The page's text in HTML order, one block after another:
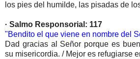
los pies del humilde, las pisadas de
· Salmo Responsorial: 117
"Bendito el que viene en nombre del
Dad gracias al Señor porque es
su misericordia. / Mejor es refugiarse